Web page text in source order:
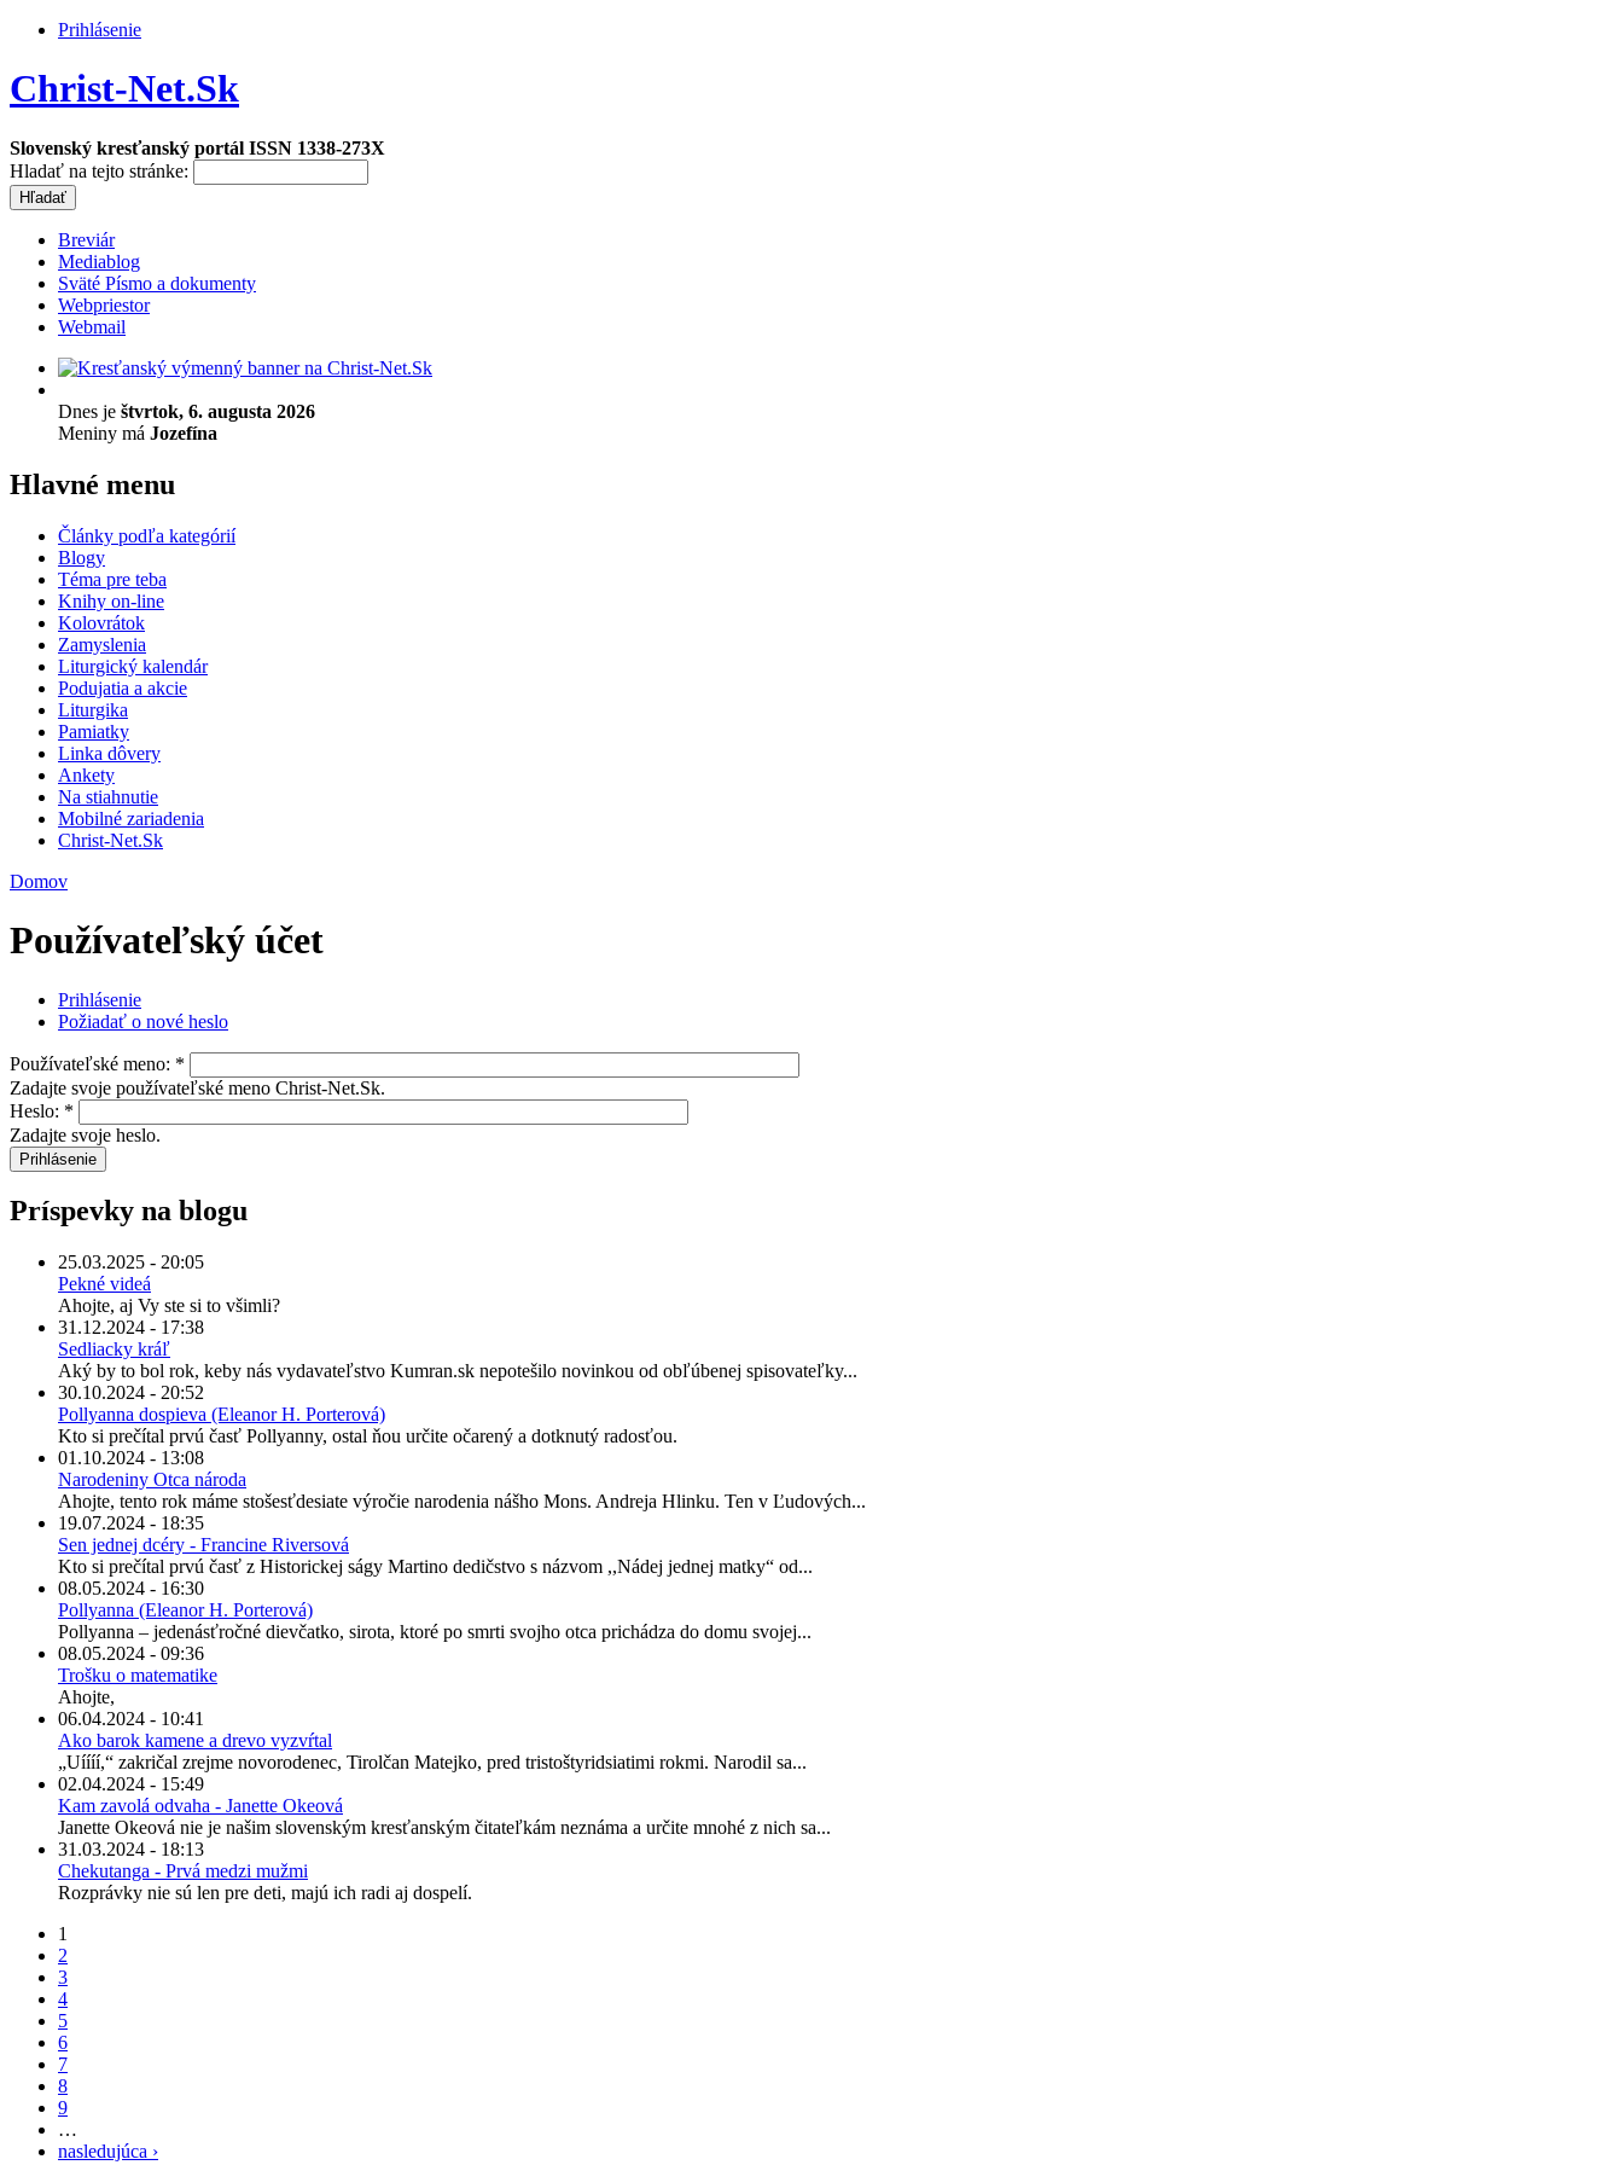
Prihlásenie
Christ-Net.Sk
Slovenský kresťanský portál ISSN 1338-273X
Hladať na tejto stránke:
Breviár
Mediablog
Sväté Písmo a dokumenty
Webpriestor
Webmail
Dnes je štvrtok, 6. augusta 2026
Meniny má Jozefína
Hlavné menu
Články podľa kategórií
Blogy
Téma pre teba
Knihy on-line
Kolovrátok
Zamyslenia
Liturgický kalendár
Podujatia a akcie
Liturgika
Pamiatky
Linka dôvery
Ankety
Na stiahnutie
Mobilné zariadenia
Christ-Net.Sk
Domov
Používateľský účet
Prihlásenie
Požiadať o nové heslo
Používateľské meno: *
Zadajte svoje používateľské meno Christ-Net.Sk.
Heslo: *
Zadajte svoje heslo.
Príspevky na blogu
25.03.2025 - 20:05
Pekné videá
Ahojte, aj Vy ste si to všimli?
31.12.2024 - 17:38
Sedliacky kráľ
Aký by to bol rok, keby nás vydavateľstvo Kumran.sk nepotešilo novinkou od obľúbenej spisovateľky...
30.10.2024 - 20:52
Pollyanna dospieva (Eleanor H. Porterová)
Kto si prečítal prvú časť Pollyanny, ostal ňou určite očarený a dotknutý radosťou.
01.10.2024 - 13:08
Narodeniny Otca národa
Ahojte, tento rok máme stošesťdesiate výročie narodenia nášho Mons. Andreja Hlinku. Ten v Ľudových...
19.07.2024 - 18:35
Sen jednej dcéry - Francine Riversová
Kto si prečítal prvú časť z Historickej ságy Martino dedičstvo s názvom ,,Nádej jednej matky“ od...
08.05.2024 - 16:30
Pollyanna (Eleanor H. Porterová)
Pollyanna – jedenásťročné dievčatko, sirota, ktoré po smrti svojho otca prichádza do domu svojej...
08.05.2024 - 09:36
Trošku o matematike
Ahojte,
06.04.2024 - 10:41
Ako barok kamene a drevo vyzvŕtal
„Uíííí,“ zakričal zrejme novorodenec, Tirolčan Matejko, pred tristoštyridsiatimi rokmi. Narodil sa...
02.04.2024 - 15:49
Kam zavolá odvaha - Janette Okeová
Janette Okeová nie je našim slovenským kresťanským čitateľkám neznáma a určite mnohé z nich sa...
31.03.2024 - 18:13
Chekutanga - Prvá medzi mužmi
Rozprávky nie sú len pre deti, majú ich radi aj dospelí.
1
2
3
4
5
6
7
8
9
…
nasledujúca ›